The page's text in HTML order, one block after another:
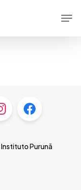
Instituto Purunã